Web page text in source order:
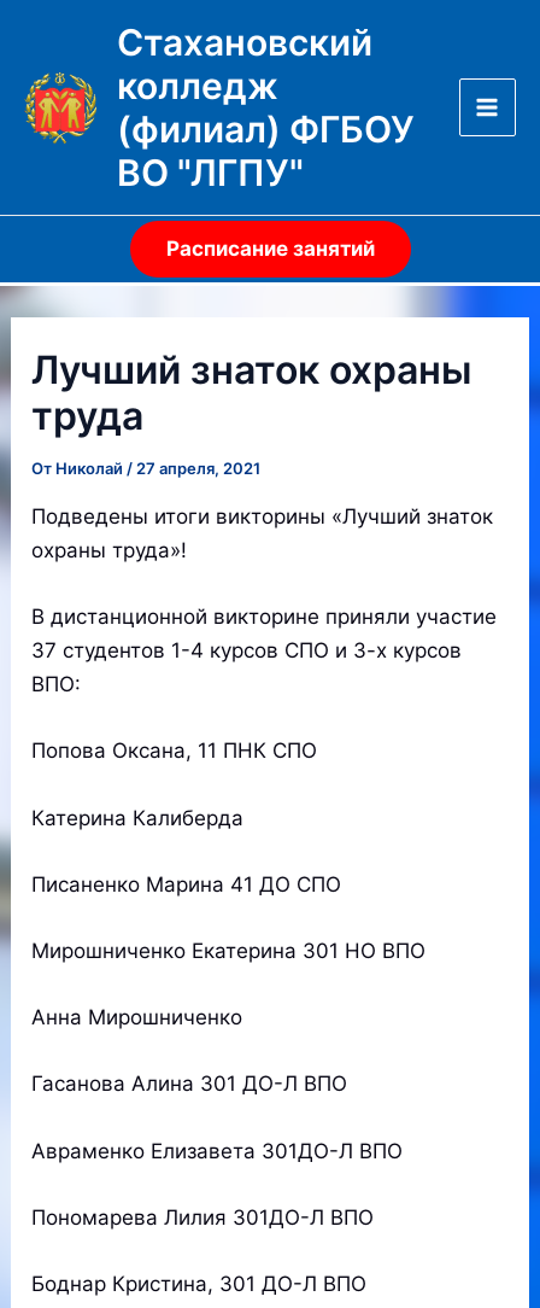
содержимому
Стахановский
колледж
(филиал) ФГБОУ
ВО "ЛГПУ"
Расписание занятий
Лучший знаток охраны
труда
От Николай / 27 апреля, 2021
Подведены итоги викторины «Лучший знаток
охраны труда»!
В дистанционной викторине приняли участие
37 студентов 1-4 курсов СПО и 3-х курсов
ВПО:
Попова Оксана, 11 ПНК СПО
Катерина Калиберда
Писаненко Марина 41 ДО СПО
Мирошниченко Екатерина 301 НО ВПО
Анна Мирошниченко
Гасанова Алина 301 ДО-Л ВПО
Авраменко Елизавета 301ДО-Л ВПО
Пономарева Лилия 301ДО-Л ВПО
Боднар Кристина, 301 ДО-Л ВПО